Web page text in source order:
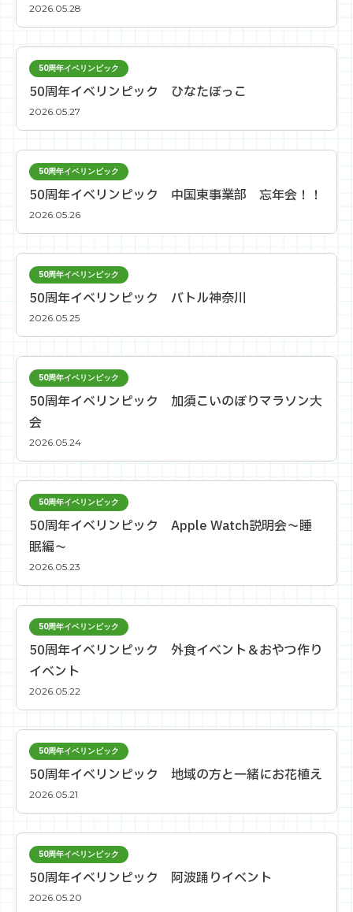
2026.05.28
50周年イベリンピック
50周年イベリンピック ひなたぼっこ
2026.05.27
50周年イベリンピック
50周年イベリンピック 中国東事業部 忘年会！！
2026.05.26
50周年イベリンピック
50周年イベリンピック バトル神奈川
2026.05.25
50周年イベリンピック
50周年イベリンピック 加須こいのぼりマラソン大
会
2026.05.24
50周年イベリンピック
50周年イベリンピック Apple Watch説明会～睡
眠編～
2026.05.23
50周年イベリンピック
50周年イベリンピック 外食イベント＆おやつ作り
イベント
2026.05.22
50周年イベリンピック
50周年イベリンピック 地域の方と一緒にお花植え
2026.05.21
50周年イベリンピック
50周年イベリンピック 阿波踊りイベント
2026.05.20